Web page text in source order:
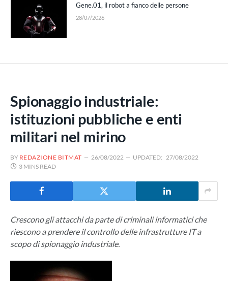
Gene.01, il robot a fianco delle persone
28/07/2026
Spionaggio industriale:
istituzioni pubbliche e enti
militari nel mirino
BY REDAZIONE BITMAT 26/08/2022 UPDATED: 27/08/2022
3 MINS READ
Crescono gli attacchi da parte di criminali informatici che
riescono a prendere il controllo delle infrastrutture IT a
scopo di spionaggio industriale.